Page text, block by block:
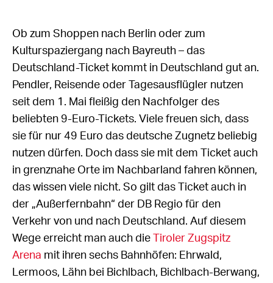
Ob zum Shoppen nach Berlin oder zum
Kulturspaziergang nach Bayreuth – das
Deutschland-Ticket kommt in Deutschland gut an.
Pendler, Reisende oder Tagesausflügler nutzen
seit dem 1. Mai fleißig den Nachfolger des
beliebten 9-Euro-Tickets. Viele freuen sich, dass
sie für nur 49 Euro das deutsche Zugnetz beliebig
nutzen dürfen. Doch dass sie mit dem Ticket auch
in grenznahe Orte im Nachbarland fahren können,
das wissen viele nicht. So gilt das Ticket auch in
der „Außerfernbahn“ der DB Regio für den
Verkehr von und nach Deutschland. Auf diesem
Wege erreicht man auch die
Tiroler Zugspitz
Arena mit ihren sechs Bahnhöfen: Ehrwald,
Lermoos, Lähn bei Bichlbach, Bichlbach-Berwang,